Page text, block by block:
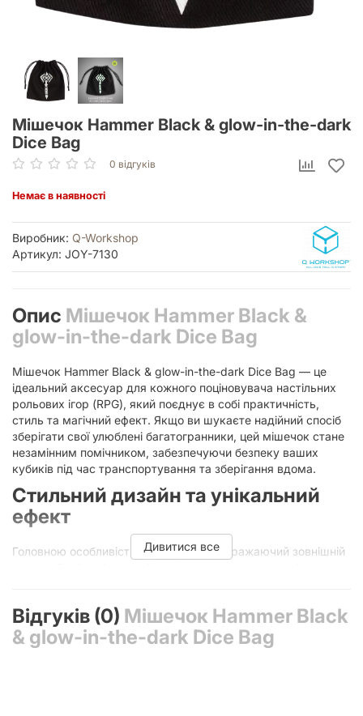
Мішечок Hammer Black & glow-in-the-dark
Dice Bag
0 відгуків
Немає в наявності
Виробник: Q-Workshop
Артикул: JOY-7130
Опис Мішечок Hammer Black &
glow-in-the-dark Dice Bag
Мішечок Hammer Black & glow-in-the-dark Dice Bag — це
ідеальний аксесуар для кожного поціновувача настільних
рольових ігор (RPG), який поєднує в собі практичність,
стиль та магічний ефект. Якщо ви шукаєте надійний спосіб
зберігати свої улюблені багатогранники, цей мішечок стане
незамінним помічником, забезпечуючи безпеку ваших
кубиків під час транспортування та зберігання вдома.
Стильний дизайн та унікальний
ефект
Головною особливістю цієї моделі є її вражаючий зовнішній
напиленню, частина малюнка починає світитися в темряві,
що додає атмосферності вашим ігровим сесіям, особливо
якщо ви граєте при приглушеному світлі або створюєте
Дивитися все
Відгуків (0) Мішечок Hammer Black
& glow-in-the-dark Dice Bag